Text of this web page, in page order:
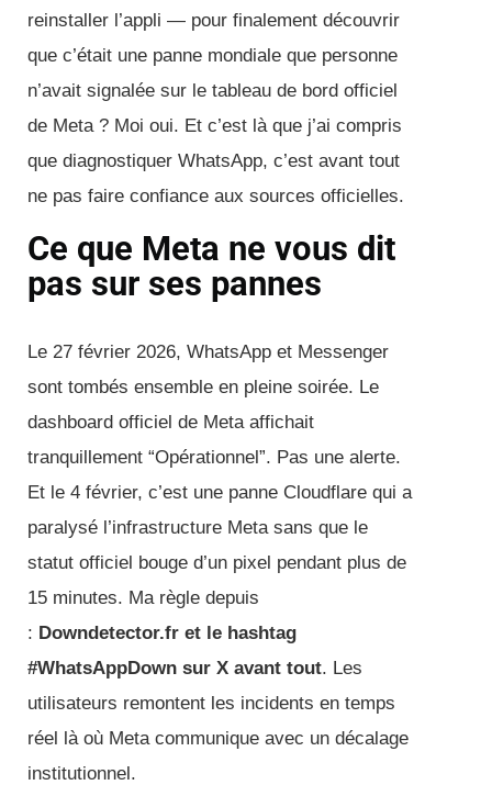
reinstaller l’appli — pour finalement découvrir
que c’était une panne mondiale que personne
n’avait signalée sur le tableau de bord officiel
de Meta ? Moi oui. Et c’est là que j’ai compris
que diagnostiquer WhatsApp, c’est avant tout
ne pas faire confiance aux sources officielles.
Ce que Meta ne vous dit
pas sur ses pannes
Le 27 février 2026, WhatsApp et Messenger
sont tombés ensemble en pleine soirée. Le
dashboard officiel de Meta affichait
tranquillement “Opérationnel”. Pas une alerte.
Et le 4 février, c’est une panne Cloudflare qui a
paralysé l’infrastructure Meta sans que le
statut officiel bouge d’un pixel pendant plus de
15 minutes. Ma règle depuis
: Downdetector.fr et le hashtag
#WhatsAppDown sur X avant tout. Les
utilisateurs remontent les incidents en temps
réel là où Meta communique avec un décalage
institutionnel.